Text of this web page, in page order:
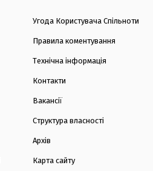
Угода Користувача Спільноти
Правила коментування
Технічна інформація
Контакти
Вакансії
Структура власності
Архів
Карта сайту